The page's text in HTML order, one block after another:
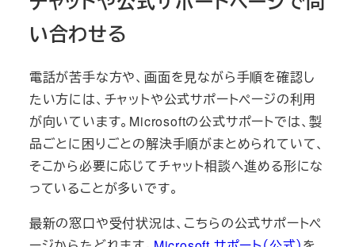
い合わせる
電話が苦手な方や、画面を見ながら手順を確認し
たい方には、チャットや公式サポートページの利用
が向いています。Microsoftの公式サポートでは、製
品ごとに困りごとの解決手順がまとめられていて、
そこから必要に応じてチャット相談へ進める形にな
っていることが多いです。
最新の窓口や受付状況は、こちらの公式サポートペ